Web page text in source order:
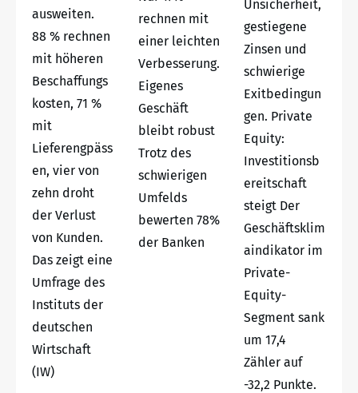
ausweiten.
88 % rechnen
mit höheren
Beschaffungs
kosten, 71 %
mit
Lieferengpäss
en, vier von
zehn droht
der Verlust
von Kunden.
Das zeigt eine
Umfrage des
Instituts der
deutschen
Wirtschaft
(IW)
rechnen mit
einer leichten
Verbesserung.
Eigenes
Geschäft
bleibt robust
Trotz des
schwierigen
Umfelds
bewerten 78%
der Banken
Unsicherheit,
gestiegene
Zinsen und
schwierige
Exitbedingun
gen. Private
Equity:
Investitionsb
ereitschaft
steigt Der
Geschäftsklim
aindikator im
Private-
Equity-
Segment sank
um 17,4
Zähler auf
-32,2 Punkte.